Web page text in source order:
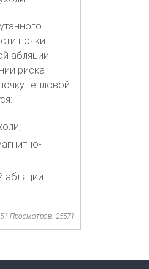
почки
абляции
риска
тепловой
абляции
Просмотров: 25571